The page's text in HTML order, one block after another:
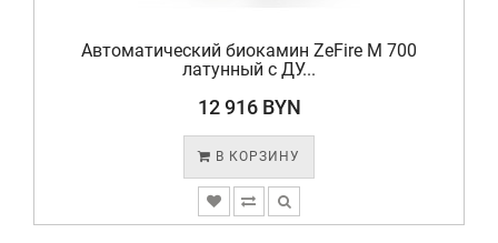
Автоматический биокамин ZeFire М 700
латунный с ДУ...
12 916 BYN
В КОРЗИНУ